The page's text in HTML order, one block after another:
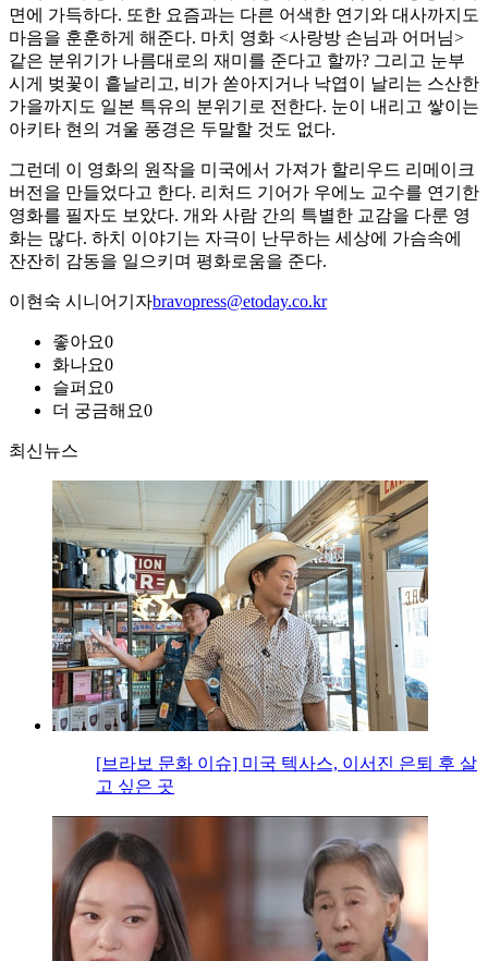
면에 가득하다. 또한 요즘과는 다른 어색한 연기와 대사까지도
마음을 훈훈하게 해준다. 마치 영화 <사랑방 손님과 어머님>
같은 분위기가 나름대로의 재미를 준다고 할까? 그리고 눈부
시게 벚꽃이 흩날리고, 비가 쏟아지거나 낙엽이 날리는 스산한
가을까지도 일본 특유의 분위기로 전한다. 눈이 내리고 쌓이는
아키타 현의 겨울 풍경은 두말할 것도 없다.
그런데 이 영화의 원작을 미국에서 가져가 할리우드 리메이크
버전을 만들었다고 한다. 리처드 기어가 우에노 교수를 연기한
영화를 필자도 보았다. 개와 사람 간의 특별한 교감을 다룬 영
화는 많다. 하치 이야기는 자극이 난무하는 세상에 가슴속에
잔잔히 감동을 일으키며 평화로움을 준다.
이현숙 시니어기자bravopress@etoday.co.kr
좋아요0
화나요0
슬퍼요0
더 궁금해요0
최신뉴스
[브라보 문화 이슈] 미국 텍사스, 이서진 은퇴 후 살
고 싶은 곳